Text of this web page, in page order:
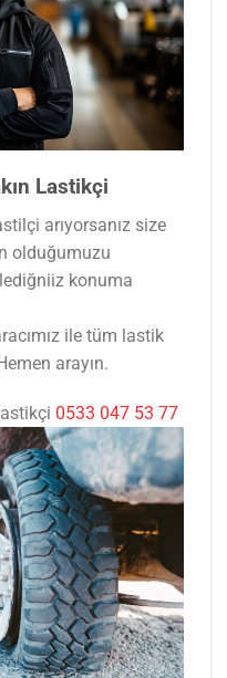
Lastikçi
arıyorsanız size
olduğumuzu
konuma
ile tüm lastik
arayın.
0533 047 53 77